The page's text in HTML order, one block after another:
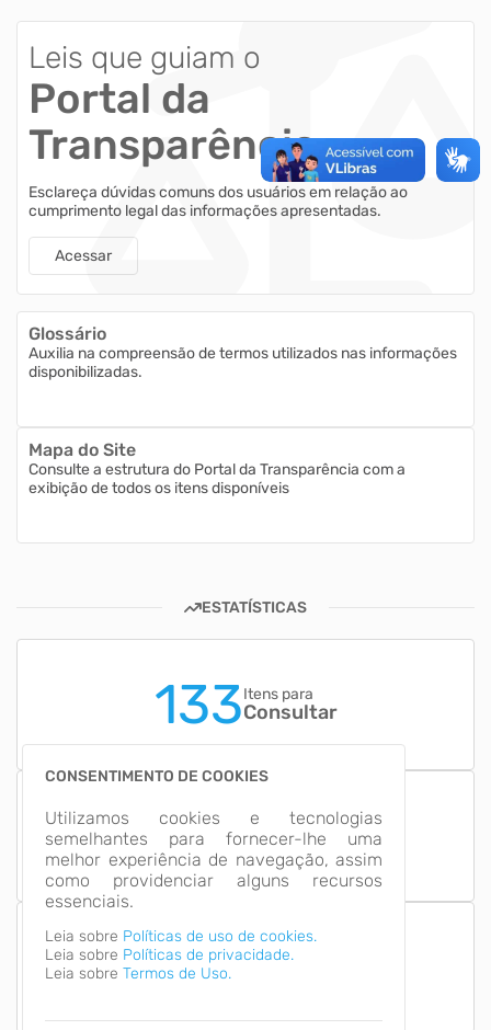
CONSENTIMENTO DE COOKIES
Utilizamos cookies e tecnologias
semelhantes para fornecer-lhe uma
melhor experiência de navegação, assim
como providenciar alguns recursos
essenciais.
Leia sobre Políticas de uso de cookies.
Leia sobre Políticas de privacidade.
Leia sobre Termos de Uso.
Leis que guiam o
Portal da
Transparência
Esclareça dúvidas comuns dos usuários em relação ao
cumprimento legal das informações apresentadas.
Acessar
Glossário
Auxilia na compreensão de termos utilizados nas informações
disponibilizadas.
Mapa do Site
Consulte a estrutura do Portal da Transparência com a
exibição de todos os itens disponíveis
ESTATÍSTICAS
133Itens para
Consultar
8Grupos de
Informação
Número de Acessos
2,318,906